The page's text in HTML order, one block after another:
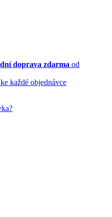
doprava zdarma od
ke každé objednávce